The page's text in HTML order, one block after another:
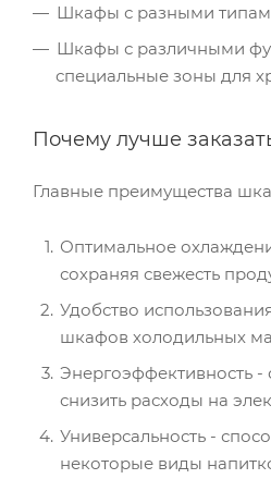
Шкафы с разными
Шкафы с различными
специальные зоны для
Почему лучше
Главные преимущества
Оптимальное
сохраняя свежесть
Удобство
шкафов холодильных
Энергоэффективность
снизить расходы на
Универсальность -
некоторые виды